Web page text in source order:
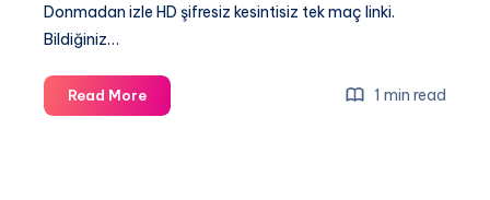
Donmadan izle HD şifresiz kesintisiz tek maç linki.
Bildiğiniz…
Read MoreFransa
Portekiz
1 min read